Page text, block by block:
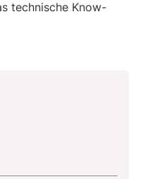
technische Know-